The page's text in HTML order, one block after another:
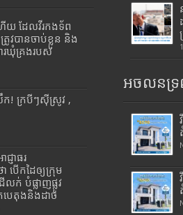
ហើយ ដែលវីរកងទ័ព
រូវបានចាប់ខ្លួន និង
រឃុំគ្រងរបស់
ក! ក្របីៗស៊ីស្រូវ ,
ញាធរ
បើកដៃឲ្យក្រុម
លក់ បំផ្លាញផ្លូវ
បេតុងនិងដាច់
អចលនទ្រ